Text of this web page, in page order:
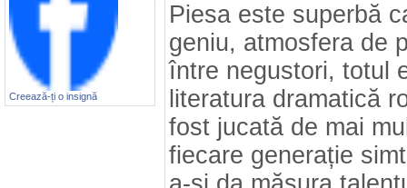
Creează-ți o insignă
Piesa este superbă
geniu, atmosfera de
între negustori, totul
literatura dramatică
fost jucată de mai
fiecare generație